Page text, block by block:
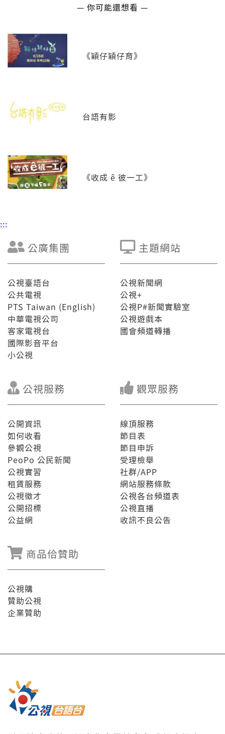
— 你可能還想看 —
《穎仔穎仔育》
台語有影
《收成 ê 彼一工》
:::
公廣集團
公視臺語台
公共電視
PTS Taiwan (English)
中華電視公司
客家電視台
國際影音平台
小公視
主題網站
公視新聞網
公視+
公視P#新聞實驗室
公視遊戲本
國會頻道轉播
公視服務
公開資訊
如何收看
參觀公視
PeoPo 公民新聞
公視實習
租賃服務
公視徵才
公開招標
公益網
觀眾服務
線頂服務
節目表
節目申訴
受理檢舉
社群/APP
網站服務條款
公視各台頻道表
公視直播
收訊不良公告
商品佮贊助
公視購
贊助公視
企業贊助